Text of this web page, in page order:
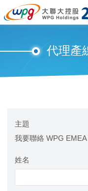
代理產
主題
我要聯絡 WPG
姓名